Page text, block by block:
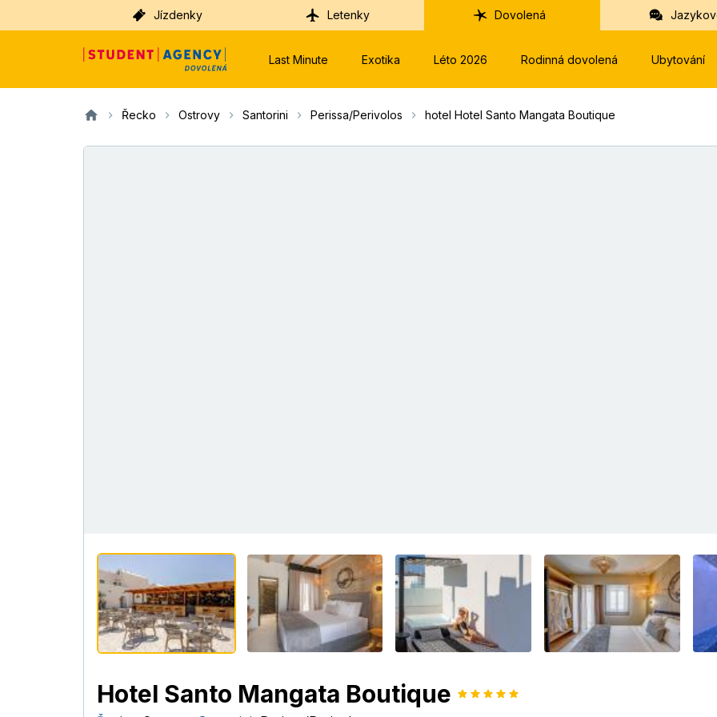
Jízdenky Letenky Dovolená
Last Minute Exotika Léto 2026 Rodinná dovolená Ubytování
Řecko Ostrovy Santorini Perissa/Perivolos hotel Hotel Santo Mangata Boutique
Hotel Santo Mangata Boutique